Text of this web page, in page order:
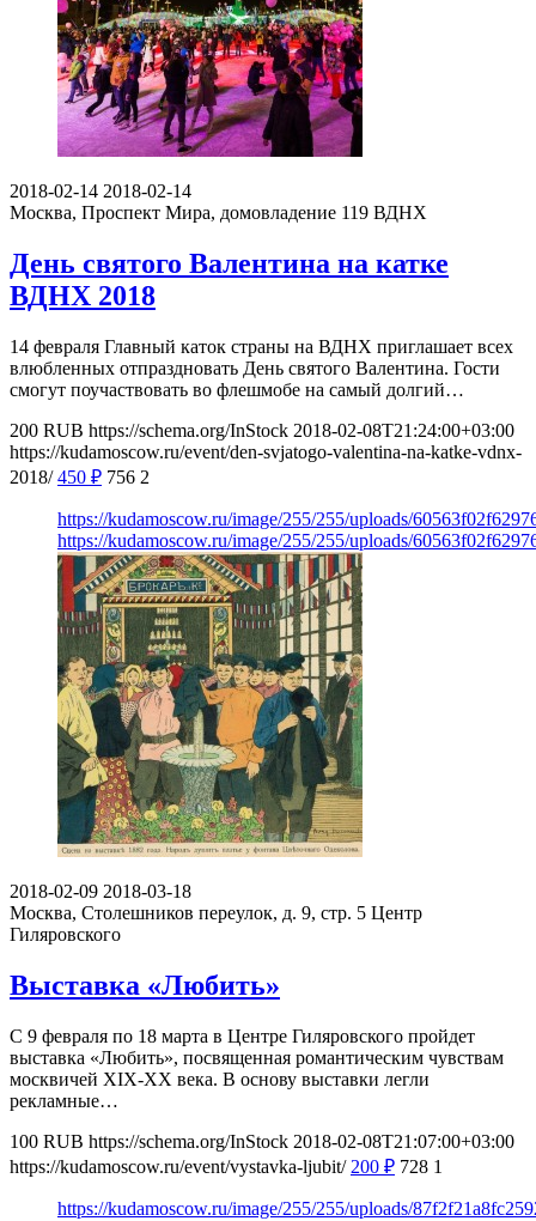
2018-02-14 2018-02-14
Москва, Проспект Мира, домовладение 119 ВДНХ
День святого Валентина на катке
ВДНХ 2018
14 февраля Главный каток страны на ВДНХ приглашает всех
влюбленных отпраздновать День святого Валентина. Гости
смогут поучаствовать во флешмобе на самый долгий…
200 RUB https://schema.org/InStock 2018-02-08T21:24:00+03:00
https://kudamoscow.ru/event/den-svjatogo-valentina-na-katke-vdnx-
2018/ 450 ₽ 756 2
https://kudamoscow.ru/image/255/255/uploads/
https://kudamoscow.ru/image/255/255/uploads/
2018-02-09 2018-03-18
Москва, Столешников переулок, д. 9, стр. 5 Центр
Гиляровского
Выставка «Любить»
C 9 февраля по 18 марта в Центре Гиляровского пройдет
выставка «Любить», посвященная романтическим чувствам
москвичей XIX-XX века. В основу выставки легли
рекламные…
100 RUB https://schema.org/InStock 2018-02-08T21:07:00+03:00
https://kudamoscow.ru/event/vystavka-ljubit/ 200 ₽ 728 1
https://kudamoscow.ru/image/255/255/uploads/